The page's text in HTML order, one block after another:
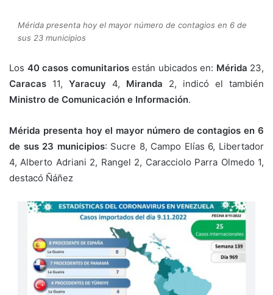
Mérida presenta hoy el mayor número de contagios en 6 de
sus 23 municipios
Los 40 casos comunitariosestán ubicados en: Mérida 23,
Caracas 11, Yaracuy 4, Miranda 2, indicó el también
Ministro de Comunicación e Información.
Mérida presenta hoy el mayor número de contagios en 6
de sus 23 municipios: Sucre 8, Campo Elías 6, Libertador
4, Alberto Adriani 2, Rangel 2, Caracciolo Parra Olmedo 1,
destacó Ñáñez